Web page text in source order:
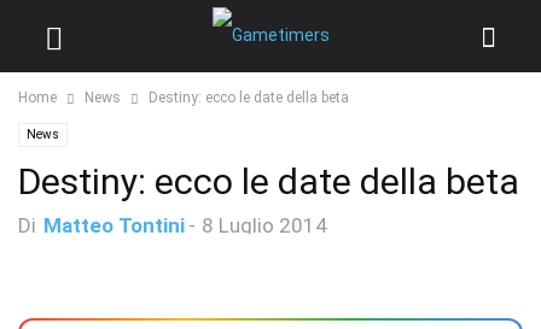
Home News Destiny: ecco le date della beta
News
Destiny: ecco le date della beta
Di Matteo Tontini - 8 Luglio 2014